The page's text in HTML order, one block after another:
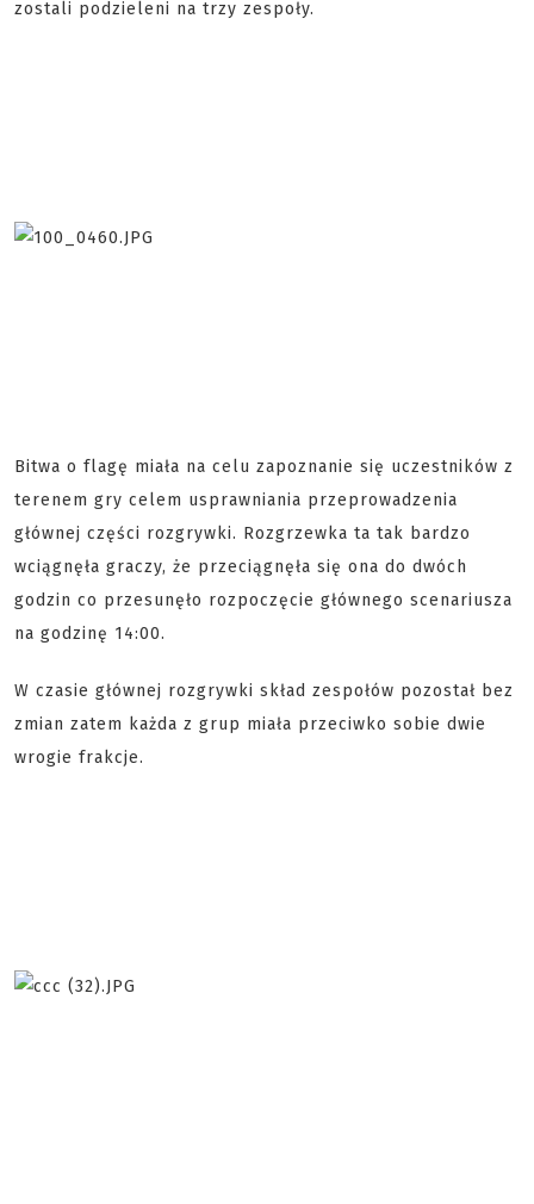
zostali podzieleni na trzy zespoły.
Bitwa o flagę miała na celu zapoznanie się uczestników z
terenem gry celem usprawniania przeprowadzenia
głównej części rozgrywki. Rozgrzewka ta tak bardzo
wciągnęła graczy, że przeciągnęła się ona do dwóch
godzin co przesunęło rozpoczęcie głównego scenariusza
na godzinę 14:00.
W czasie głównej rozgrywki skład zespołów pozostał bez
zmian zatem każda z grup miała przeciwko sobie dwie
wrogie frakcje.